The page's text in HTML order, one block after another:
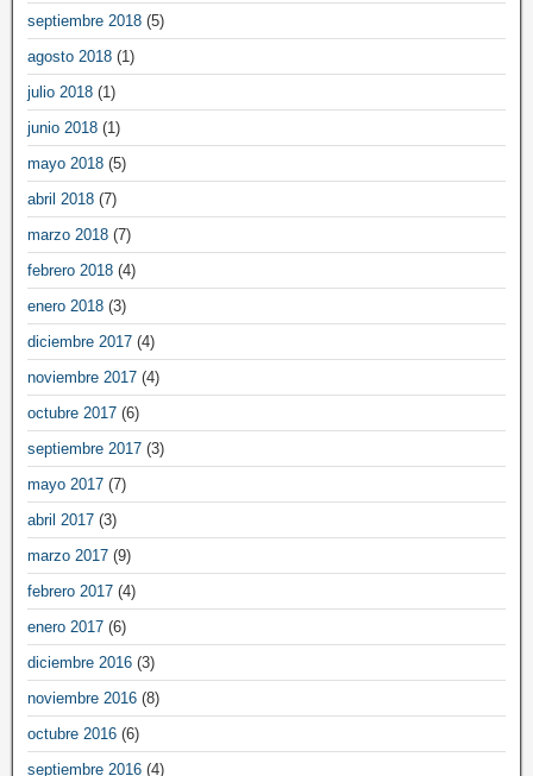
septiembre 2018 (5)
agosto 2018 (1)
julio 2018 (1)
junio 2018 (1)
mayo 2018 (5)
abril 2018 (7)
marzo 2018 (7)
febrero 2018 (4)
enero 2018 (3)
diciembre 2017 (4)
noviembre 2017 (4)
octubre 2017 (6)
septiembre 2017 (3)
mayo 2017 (7)
abril 2017 (3)
marzo 2017 (9)
febrero 2017 (4)
enero 2017 (6)
diciembre 2016 (3)
noviembre 2016 (8)
octubre 2016 (6)
septiembre 2016 (4)